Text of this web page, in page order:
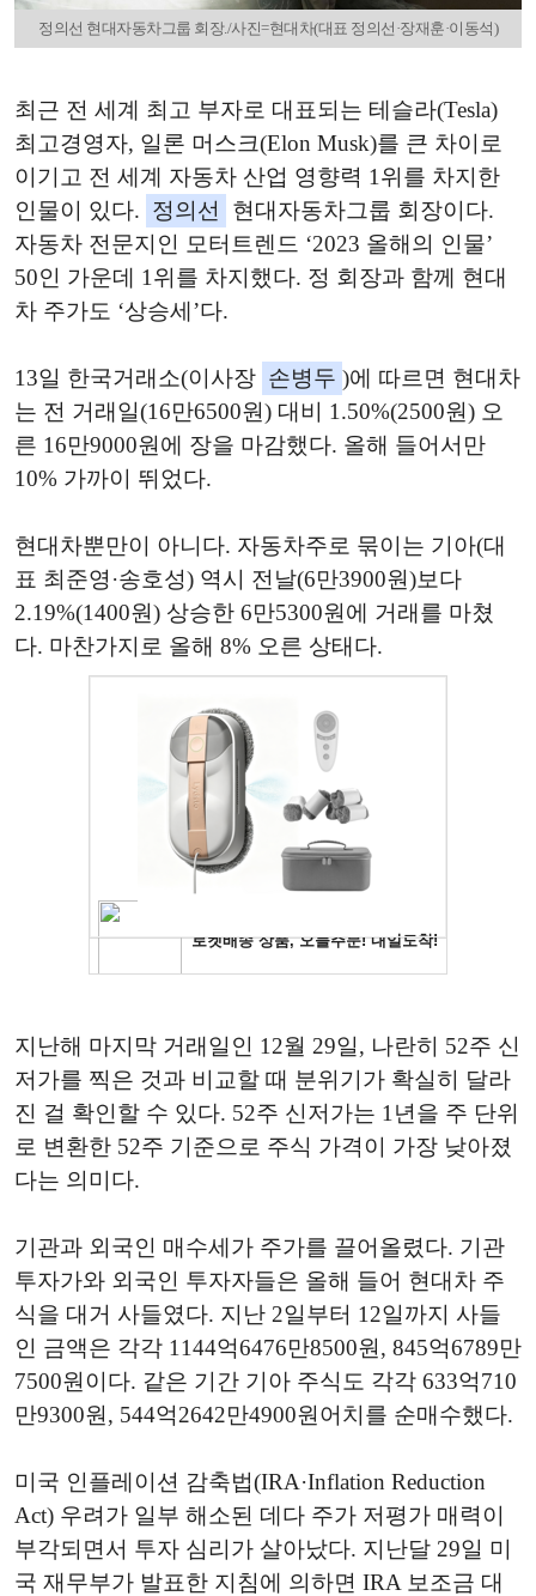
정의선 현대자동차그룹 회장./사진=현대차(대표 정의선·장재훈·이동석)
최근 전 세계 최고 부자로 대표되는 테슬라(Tesla)
최고경영자, 일론 머스크(Elon Musk)를 큰 차이로
이기고 전 세계 자동차 산업 영향력 1위를 차지한
인물이 있다. 정의선
현대자동차그룹 회장이다.
자동차 전문지인 모터트렌드 ‘2023 올해의 인물’
50인 가운데 1위를 차지했다. 정 회장과 함께 현대
차 주가도 ‘상승세’다.
13일 한국거래소(이사장 손병두 )에 따르면 현대차
는 전 거래일(16만6500원) 대비 1.50%(2500원) 오
른 16만9000원에 장을 마감했다. 올해 들어서만
10% 가까이 뛰었다.
현대차뿐만이 아니다. 자동차주로 묶이는 기아(대
표 최준영·송호성) 역시 전날(6만3900원)보다
2.19%(1400원) 상승한 6만5300원에 거래를 마쳤
다. 마찬가지로 올해 8% 오른 상태다.
지난해 마지막 거래일인 12월 29일, 나란히 52주 신
저가를 찍은 것과 비교할 때 분위기가 확실히 달라
진 걸 확인할 수 있다. 52주 신저가는 1년을 주 단위
로 변환한 52주 기준으로 주식 가격이 가장 낮아졌
다는 의미다.
기관과 외국인 매수세가 주가를 끌어올렸다. 기관
투자가와 외국인 투자자들은 올해 들어 현대차 주
식을 대거 사들였다. 지난 2일부터 12일까지 사들
인 금액은 각각 1144억6476만8500원, 845억6789만
7500원이다. 같은 기간 기아 주식도 각각 633억710
만9300원, 544억2642만4900원어치를 순매수했다.
미국 인플레이션 감축법(IRA·Inflation Reduction
Act) 우려가 일부 해소된 데다 주가 저평가 매력이
부각되면서 투자 심리가 살아났다. 지난달 29일 미
국 재무부가 발표한 지침에 의하면 IRA 보조금 대